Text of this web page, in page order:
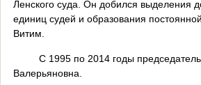
Ленского суда. Он добился выделения
единиц судей и образования
Витим.
С 1995 по 2014 годы
Валерьяновна.